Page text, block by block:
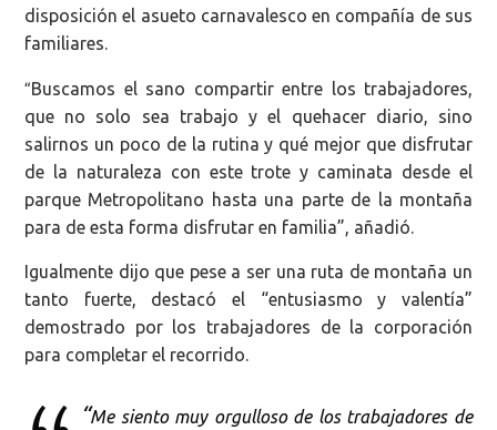
disposición el asueto carnavalesco en compañía de sus
familiares.
“Buscamos el sano compartir entre los trabajadores,
que no solo sea trabajo y el quehacer diario, sino
salirnos un poco de la rutina y qué mejor que disfrutar
de la naturaleza con este trote y caminata desde el
parque Metropolitano hasta una parte de la montaña
para de esta forma disfrutar en familia”, añadió.
Igualmente dijo que pese a ser una ruta de montaña un
tanto fuerte, destacó el “entusiasmo y valentía”
demostrado por los trabajadores de la corporación
para completar el recorrido.
“Me siento muy orgulloso de los trabajadores de